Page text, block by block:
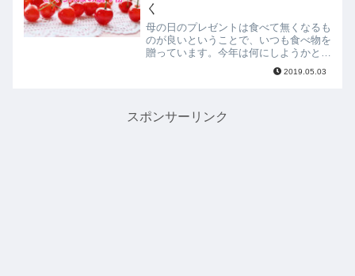
く
母の日のプレゼントは食べて無くなるも
のが良いということで、いつも食べ物を
贈っています。今年は何にしようかと考
えた結果、さくらんぼにしてみました。
さくらんぼはスーパーなどでも割と高く
2019.05.03
スポンサーリンク